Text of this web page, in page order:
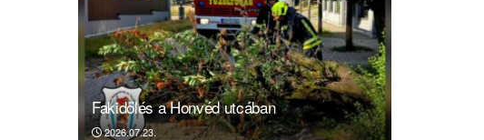
Fakidőlés a Honvéd utcában
2026.07.23.